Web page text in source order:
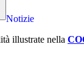
Notizie
illustrate nella